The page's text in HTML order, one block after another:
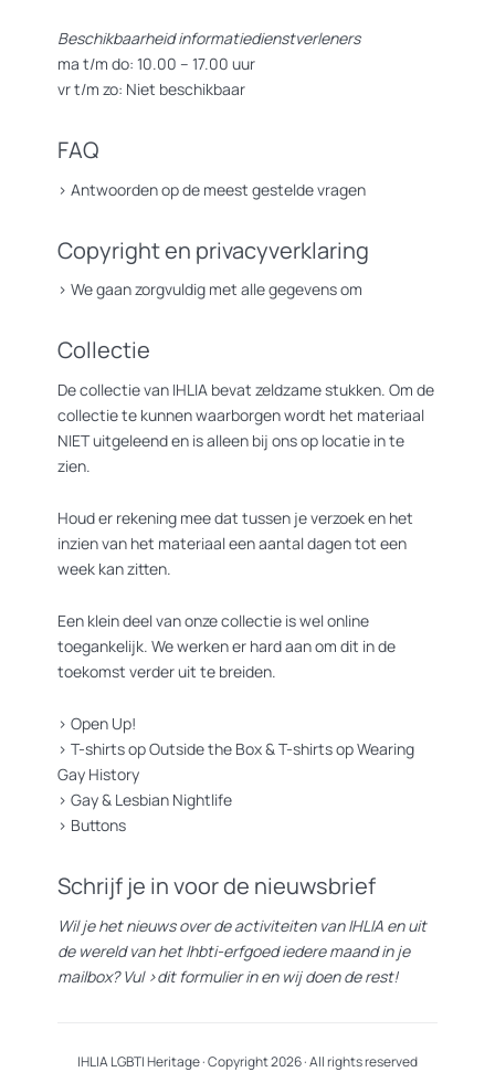
Beschikbaarheid informatiedienstverleners
ma t/m do: 10.00 – 17.00 uur
vr t/m zo: Niet beschikbaar
FAQ
> Antwoorden op de meest gestelde vragen
Copyright en privacyverklaring
> We gaan zorgvuldig met alle gegevens om
Collectie
De collectie van IHLIA bevat zeldzame stukken. Om de
collectie te kunnen waarborgen wordt het materiaal
NIET uitgeleend en is alleen bij ons op locatie in te
zien.
Houd er rekening mee dat tussen je verzoek en het
inzien van het materiaal een aantal dagen tot een
week kan zitten.
Een klein deel van onze collectie is wel online
toegankelijk. We werken er hard aan om dit in de
toekomst verder uit te breiden.
> Open Up!
> T-shirts op Outside the Box&T-shirts op Wearing
Gay History
> Gay & Lesbian Nightlife
> Buttons
Schrijf je in voor de nieuwsbrief
Wil je het nieuws over de activiteiten van IHLIA en uit
de wereld van het lhbti-erfgoed iedere maand in je
mailbox? Vul >dit formulierin en wij doen de rest!
IHLIA LGBTI Heritage · Copyright 2026 · All rights reserved